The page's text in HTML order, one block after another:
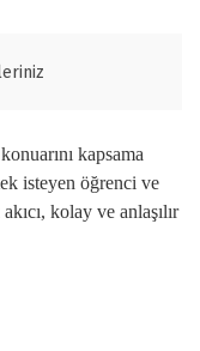
kapsama
isteyen öğrenci ve
kolay ve anlaşılır